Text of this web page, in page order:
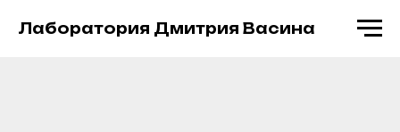
Лаборатория Дмитрия Васина